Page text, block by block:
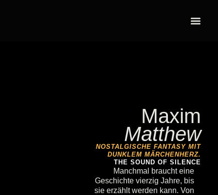
Maxim
Matthew
NOSTALGISCHE FANTASY MIT
DUNKLEM MÄRCHENHERZ.
THE SOUND OF SILENCE
Manchmal braucht eine
Geschichte vierzig Jahre, bis
sie erzählt werden kann. Von